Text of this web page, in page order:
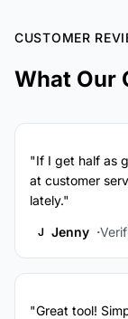
CUSTOMER
What Our
"If I get half as
at customer
lately."
J Jenny
"Great tool!